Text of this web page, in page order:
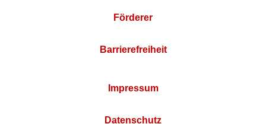
Förderer
Barrierefreiheit
Impressum
Datenschutz